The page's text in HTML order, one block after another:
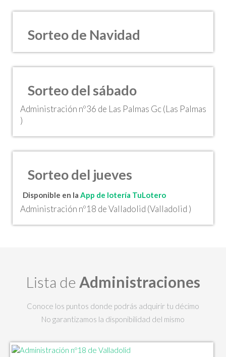
Sorteo de Navidad
Sorteo del sábado
Administración nº36 de Las Palmas Gc (Las Palmas
)
Sorteo del jueves
Disponible en la App de lotería TuLotero
Administración nº18 de Valladolid (Valladolid )
Lista de Administraciones
Conoce los puntos donde podrás adquirir tu décimo
No garantizamos la disponibilidad del mismo